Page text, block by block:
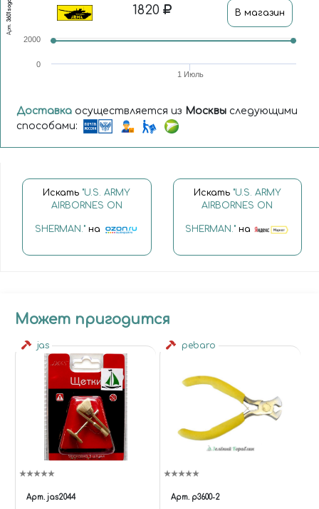
Арт.
3601soga 1820 В магазин
1 Июль
0
2000
Доставка осуществляется из Москвы следующими
способами:
Искать "U.S. ARMY
AIRBORNES ON
SHERMAN."на
Искать "U.S. ARMY
AIRBORNES ON
SHERMAN." на
Может пригодится
jas
Арт. jas2044
pebaro
Арт. p3600-2